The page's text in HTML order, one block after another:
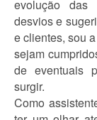
evolução das
desvios e
e clientes, sou
sejam
de eventuais
surgir.
Como